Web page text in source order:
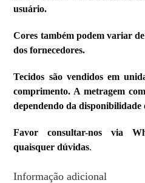
usuário.
Cores também podem variar
dos fornecedores.
Tecidos são vendidos em
comprimento. A metragem
dependendo da disponibilidade
Favor consultar-nos via
quaisquer dúvidas.
Informação adicional